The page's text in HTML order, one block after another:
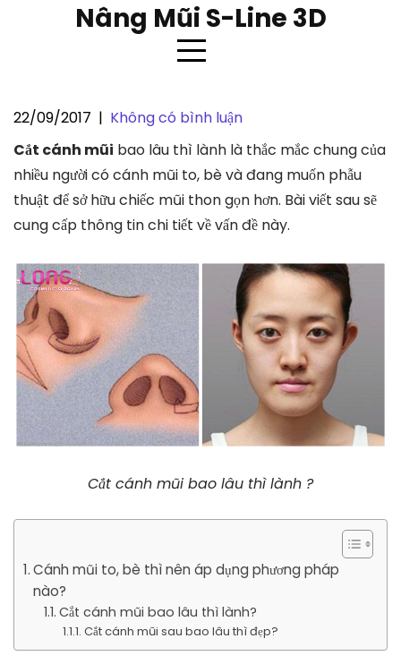
Nâng Mũi S-Line 3D
Cắt cánh mũi bao lâu thì lành ?
22/09/2017 | Không có bình luận
Cắt cánh mũi bao lâu thì lành là thắc mắc chung của
nhiều người có cánh mũi to, bè và đang muốn phẫu
thuật để sở hữu chiếc mũi thon gọn hơn. Bài viết sau sẽ
cung cấp thông tin chi tiết về vấn đề này.
Cắt cánh mũi bao lâu thì lành ?
Cánh mũi to, bè thì nên áp dụng phương pháp
nào?
Cắt cánh mũi bao lâu thì lành?
Cắt cánh mũi sau bao lâu thì đẹp?